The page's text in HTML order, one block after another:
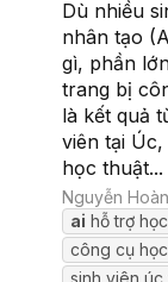
Dù nhiều
nhân tạo
gì, phần
trang bị
là kết quả
viên tại
học thuật...
Nguyễn
ai hỗ trợ
công cụ